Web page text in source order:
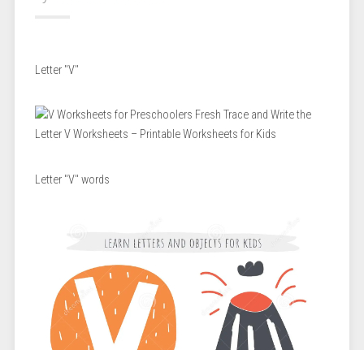
Letter "V"
Letter "V" words